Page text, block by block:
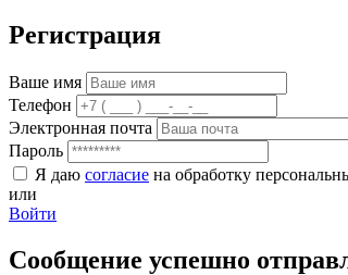
Регистрация
Ваше имя
Телефон
Электронная почта
Пароль
Я даю согласие на обработку
или
Войти
Сообщение успешно